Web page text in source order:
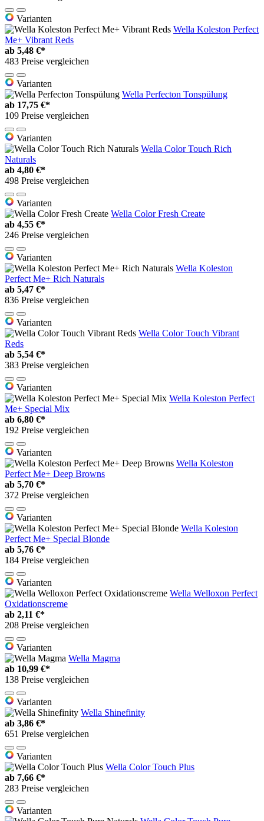
Varianten
Wella Koleston Perfect
Me+ Vibrant Reds
ab 5,48 €*
483 Preise vergleichen
Varianten
Wella Perfecton Tonspülung
ab 17,75 €*
109 Preise vergleichen
Varianten
Wella Color Touch Rich
Naturals
ab 4,80 €*
498 Preise vergleichen
Varianten
Wella Color Fresh Create
ab 4,55 €*
246 Preise vergleichen
Varianten
Wella Koleston
Perfect Me+ Rich Naturals
ab 5,47 €*
836 Preise vergleichen
Varianten
Wella Color Touch Vibrant
Reds
ab 5,54 €*
383 Preise vergleichen
Varianten
Wella Koleston Perfect
Me+ Special Mix
ab 6,80 €*
192 Preise vergleichen
Varianten
Wella Koleston
Perfect Me+ Deep Browns
ab 5,70 €*
372 Preise vergleichen
Varianten
Wella Koleston
Perfect Me+ Special Blonde
ab 5,76 €*
184 Preise vergleichen
Varianten
Wella Welloxon Perfect
Oxidationscreme
ab 2,11 €*
208 Preise vergleichen
Varianten
Wella Magma
ab 10,99 €*
138 Preise vergleichen
Varianten
Wella Shinefinity
ab 3,86 €*
651 Preise vergleichen
Varianten
Wella Color Touch Plus
ab 7,66 €*
283 Preise vergleichen
Varianten